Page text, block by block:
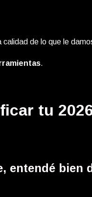
de lo que le
.
tu
entendé bien